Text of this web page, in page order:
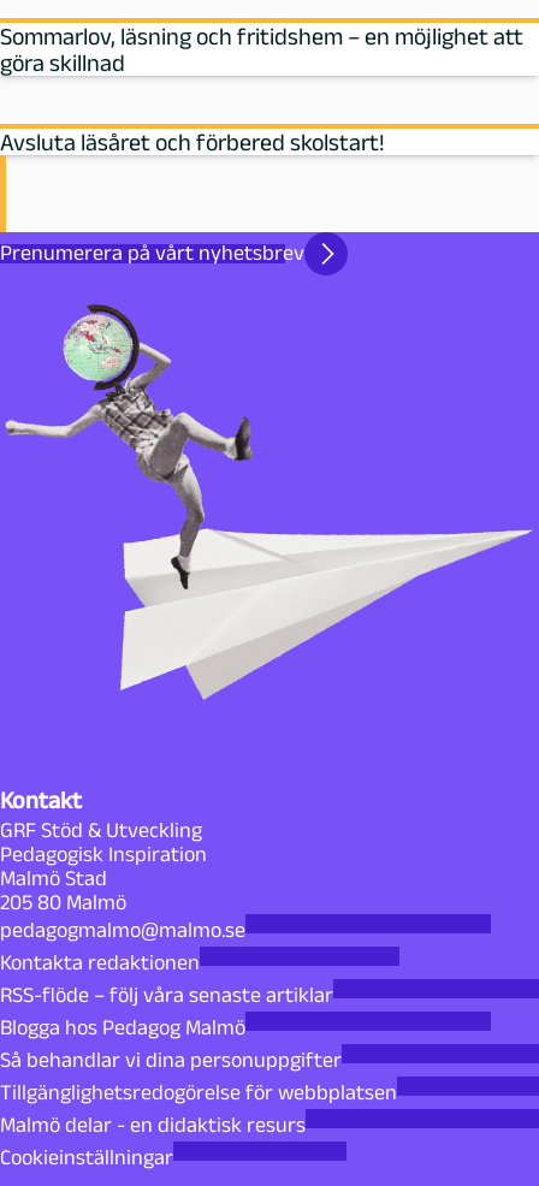
Sommarlov, läsning och fritidshem – en möjlighet att
göra skillnad
Avsluta läsåret och förbered skolstart!
Prenumerera på vårt nyhetsbrev
Kontakt
GRF Stöd & Utveckling
Pedagogisk Inspiration
Malmö Stad
205 80 Malmö
pedagogmalmo@malmo.se
Kontakta redaktionen
RSS-flöde – följ våra senaste artiklar
Blogga hos Pedagog Malmö
Så behandlar vi dina personuppgifter
Tillgänglighetsredogörelse för webbplatsen
Malmö delar - en didaktisk resurs
Cookieinställningar